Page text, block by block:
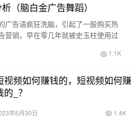
（脑白金广告舞蹈）
广告语疯狂洗脑，引起了一股购买热
营销，早在零几年就被史玉柱使用过
1.1K
视频如何赚钱的，短视频如何赚
的_？
年6月30日 1.4K